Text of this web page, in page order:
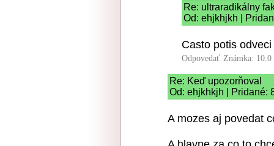
Re: ultraradikálny
Od: ehjkhjkh |
Casto potis
Odpovedať Známka: 10.0
Re: Keď upozorňoval
Od: ehjkhkjh | Pridané:
A mozes aj povedat